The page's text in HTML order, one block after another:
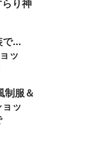
り神
で...
ッ
制服＆
ッ